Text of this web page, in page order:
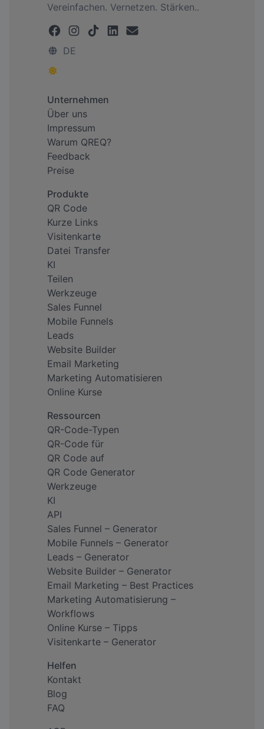
Vereinfachen. Vernetzen. Stärken..
DE
Unternehmen
Über uns
Impressum
Warum QREQ?
Feedback
Preise
Produkte
QR Code
Kurze Links
Visitenkarte
Datei Transfer
KI
Teilen
Werkzeuge
Sales Funnel
Mobile Funnels
Leads
Website Builder
Email Marketing
Marketing Automatisieren
Online Kurse
Ressourcen
QR-Code-Typen
QR-Code für
QR Code auf
QR Code Generator
Werkzeuge
KI
API
Sales Funnel – Generator
Mobile Funnels – Generator
Leads – Generator
Website Builder – Generator
Email Marketing – Best Practices
Marketing Automatisierung –
Workflows
Online Kurse – Tipps
Visitenkarte – Generator
Helfen
Kontakt
Blog
FAQ